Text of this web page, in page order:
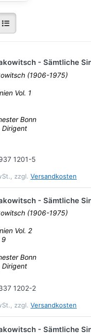
- Sämtliche
(1906-1975)
Vol. 1
Bonn
Dirigent
1201-5
zzgl. Versandkosten
- Sämtliche
(1906-1975)
Vol. 2
9
Bonn
Dirigent
1202-2
zzgl. Versandkosten
- Sämtliche